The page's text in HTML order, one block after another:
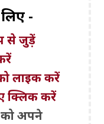
-
से जुड़ें
लाइक करें
क्लिक करें
को अपने